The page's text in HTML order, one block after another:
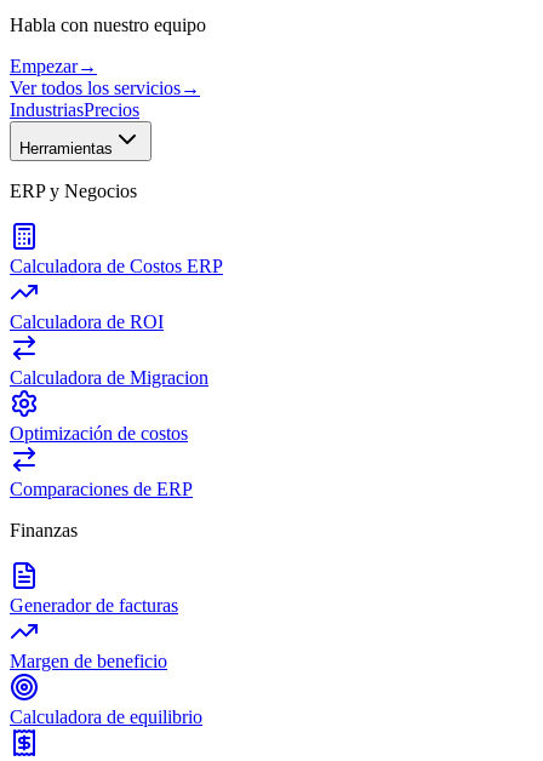
Habla con nuestro equipo
Empezar→
Ver todos los servicios→
IndustriasPrecios
Herramientas
ERP y Negocios
Calculadora de Costos ERP
Calculadora de ROI
Calculadora de Migracion
Optimización de costos
Comparaciones de ERP
Finanzas
Generador de facturas
Margen de beneficio
Calculadora de equilibrio